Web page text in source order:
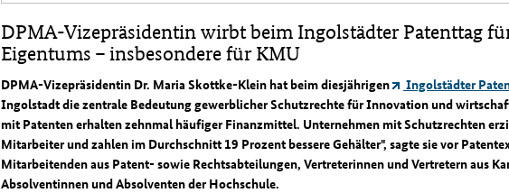
DPMA-Vizepräsidentin wirbt beim Ingolstädter Patenttag
Eigentums – insbesondere für KMU
DPMA-Vizepräsidentin Dr. Maria Skottke-Klein hat beim diesjährigen Ingolstädter
Ingolstadt die zentrale Bedeutung gewerblicher Schutzrechte für Innovation und
mit Patenten erhalten zehnmal häufiger Finanzmittel. Unternehmen mit Schutzrechten
Mitarbeiter und zahlen im Durchschnitt 19 Prozent bessere Gehälter", sagte sie vor
Mitarbeitenden aus Patent- sowie Rechtsabteilungen, Vertreterinnen und Vertretern aus
Absolventinnen und Absolventen der Hochschule.